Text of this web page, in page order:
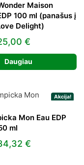
Maison
100 ml (panašus į
Delight)
€Current
price
is:
Daugiau
Akcija!
Mon Eau EDP
ml
€Current